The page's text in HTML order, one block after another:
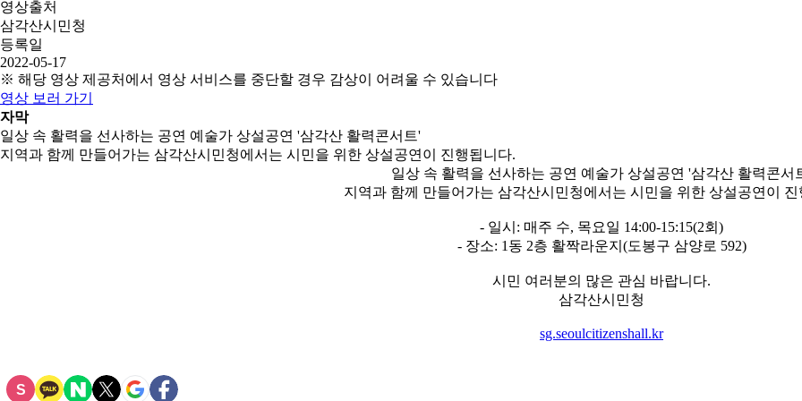
영상출처
삼각산시민청
등록일
2022-05-17
※ 해당 영상 제공처에서 영상 서비스를 중단할 경우 감상이 어려울 수 있습니다
영상 보러 가기
자막
일상 속 활력을 선사하는 공연 예술가 상설공연 '삼각산 활력콘서트'
지역과 함께 만들어가는 삼각산시민청에서는 시민을 위한 상설공연이 진행됩니다.
일상 속 활력을 선사하는 공연 예술가 상설공연 '삼각산 활력콘서
지역과 함께 만들어가는 삼각산시민청에서는 시민을 위한 상설공연이 진
- 일시: 매주 수, 목요일 14:00-15:15(2회)
- 장소: 1동 2층 활짝라운지(도봉구 삼양로 592)
시민 여러분의 많은 관심 바랍니다.
삼각산시민청
sg.seoulcitizenshall.kr